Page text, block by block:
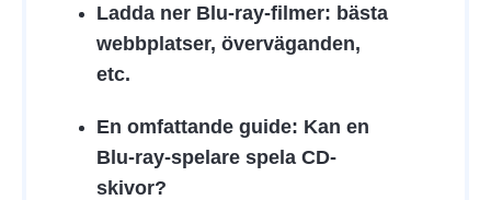
Ladda ner Blu-ray-filmer: bästa
webbplatser, överväganden,
etc.
En omfattande guide: Kan en
Blu-ray-spelare spela CD-
skivor?